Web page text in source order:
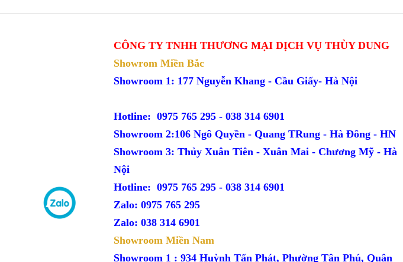
CÔNG TY TNHH THƯƠNG MẠI DỊCH VỤ THÙY DUNG
Showrom Miền Bắc
Showroom 1: 177 Nguyễn Khang - Cầu Giấy- Hà Nội
Hotline: 0975 765 295 - 038 314 6901
Showroom 2:106 Ngô Quyền - Quang TRung - Hà Đông - HN
Showroom 3: Thủy Xuân Tiên - Xuân Mai - Chương Mỹ - Hà
Nội
Hotline: 0975 765 295 - 038 314 6901
Zalo: 0975 765 295
Zalo: 038 314 6901
Showroom Miền Nam
Showroom 1 : 934 Huỳnh Tấn Phát, Phường Tân Phú, Quận